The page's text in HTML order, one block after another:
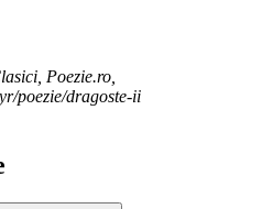
Poezie.ro,
poezie/dragoste-ii